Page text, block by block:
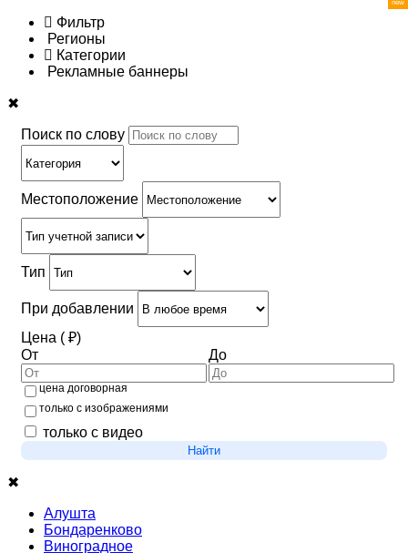
Фильтр
Регионы
Категории
Рекламные баннеры
✖
Поиск по слову
Местоположение
Тип
При добавлении
Цена ( ₽)
От
До
цена договорная
только с изображениями
только с видео
Найти
✖
Алушта
Бондаренково
Виноградное